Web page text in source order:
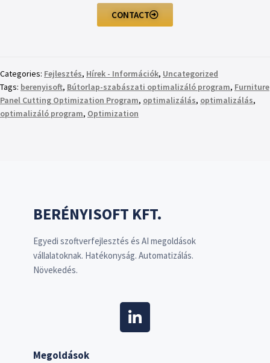
CONTACT
Categories: Fejlesztés, Hírek - Információk, Uncategorized
Tags: berenyisoft, Bútorlap-szabászati optimalizáló program, Furniture
Panel Cutting Optimization Program, optimalizálás, optimalizálás,
optimalizáló program, Optimization
BERÉNYISOFT KFT.
Egyedi szoftverfejlesztés és AI megoldások
vállalatoknak. Hatékonyság. Automatizálás.
Növekedés.
Megoldások